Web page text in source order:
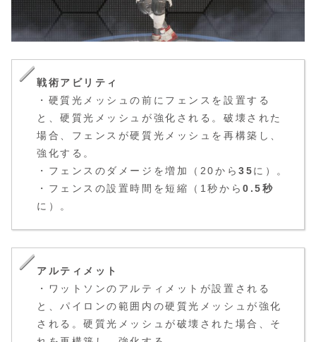
戦術アビリティ
・硬質光メッシュの前にフェンスを設置する
と、硬質光メッシュが強化される。破壊された
場合、フェンスが硬質光メッシュを再構築し、
強化する。
・フェンスのダメージを増加（20から35に）。
・フェンスの設置時間を短縮（1秒から0.5秒
に）。
アルティメット
・ワットソンのアルティメットが設置される
と、パイロンの範囲内の硬質光メッシュが強化
される。硬質光メッシュが破壊された場合、そ